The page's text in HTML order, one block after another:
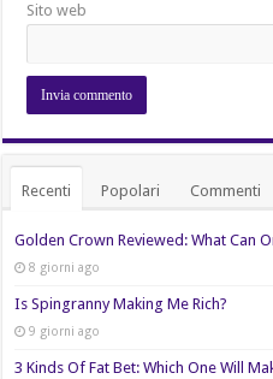
Sito web
Recenti Popolari Commenti
Golden Crown Reviewed: What Can
8 giorni ago
Is Spingranny Making Me Rich?
9 giorni ago
3 Kinds Of Fat Bet: Which One Will